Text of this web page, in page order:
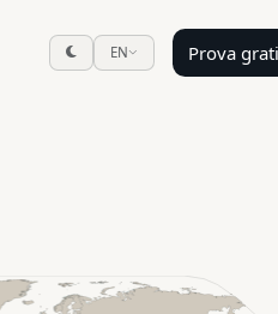
EN Prova